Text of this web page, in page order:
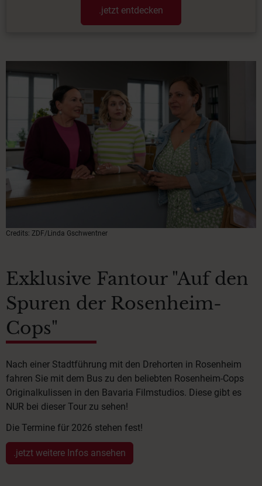
.jetzt entdecken
Credits: ZDF/Linda Gschwentner
Exklusive Fantour "Auf den
Spuren der Rosenheim-
Cops"
Nach einer Stadtführung mit den Drehorten in Rosenheim
fahren Sie mit dem Bus zu den beliebten Rosenheim-Cops
Originalkulissen in den Bavaria Filmstudios. Diese gibt es
NUR bei dieser Tour zu sehen!
Die Termine für 2026 stehen fest!
.jetzt weitere Infos ansehen